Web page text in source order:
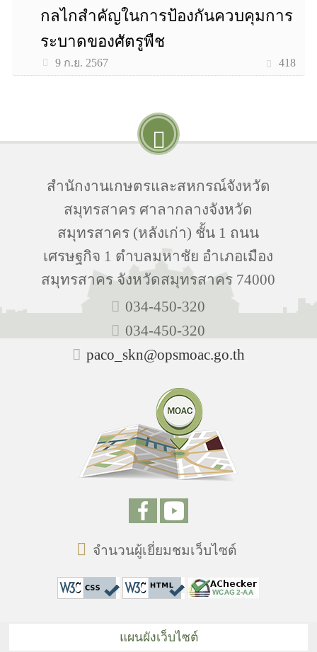
กลไกสำคัญในการป้องกันควบคุมการ
ระบาดของศัตรูพืช
9 ก.ย. 2567 418
สำนักงานเกษตรและสหกรณ์จังหวัด
สมุทรสาคร ศาลากลางจังหวัด
สมุทรสาคร (หลังเก่า) ชั้น 1 ถนน
เศรษฐกิจ 1 ตำบลมหาชัย อำเภอเมือง
สมุทรสาคร จังหวัดสมุทรสาคร 74000
034-450-320
034-450-320
paco_skn@opsmoac.go.th
จำนวนผู้เยี่ยมชมเว็บไซต์
แผนผังเว็บไซต์